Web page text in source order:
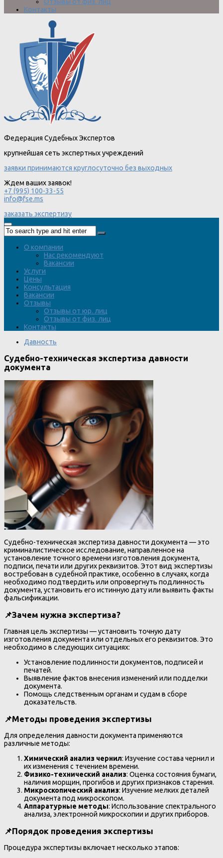
Отзывы от физ. лиц
Контакты
Федерация Судебных Экспертов
крупнейшая сеть экспертных учреждений
заявки принимаются круглосуточно без выходных
Ждем ваших заявок!
+7 (995) 100-33-55
info@fse.ms
заказать экспертизу
О компании
Нас рекомендуют
Вакансии
Услуги
Цены
Консультация
Вакансии
Отзывы
Отзывы от юр. лиц
Отзывы от физ. лиц
Контакты
Давность
Судебно-техническая экспертиза давности
документа
Судебно-техническая экспертиза давности документа — это
криминалистическое исследование, направленное на
установление точного времени изготовления документа,
подписи, печати или других реквизитов. Этот вид экспертизы
востребован в судебной практике, особенно в случаях, когда
необходимо подтвердить или опровергнуть подлинность
документа, установить его истинную дату или выявить факты
фальсификации.
📌Зачем нужна экспертиза?
Главная цель экспертизы — установить точную дату
изготовления документа или отдельных его реквизитов. Это
необходимо в следующих ситуациях:
Установление подлинности документов, подписей и
печатей.
Выявление фактов внесения изменений или подделки
документа.
Помощь следственным органам и судам в сборе
доказательств.
📌Методы проведения экспертизы
Для определения давности документа применяются
различные методы:
Химический анализ чернил: Изучение состава чернил и
их изменения с течением времени.
Физико-технический анализ: Оценка состояния бумаги,
наличия морщин, прогибов и других признаков старения.
Микроскопический анализ: Изучение мелких деталей
документа под микроскопом.
Аппаратурные методы: Использование спектрального
анализа, электронной микроскопии и других приборов.
📌Порядок проведения экспертизы
Процедура экспертизы включает несколько этапов: